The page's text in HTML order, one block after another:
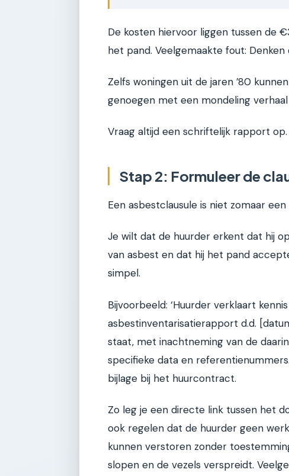
De kosten hiervoor liggen tussen de
het pand. Veelgemaakte fout:
Zelfs woningen uit de jaren ’80
genoegen met een mondeling
Vraag altijd een schriftelijk rapport
Stap 2: Formuleer de
Een asbestclausule is niet zomaar
Je wilt dat de huurder erkent dat hij
van asbest en dat hij het pand
simpel.
Bijvoorbeeld: ‘Huurder verklaart
asbestinventarisatierapport d.d.
staat, met inachtneming van de
specifieke data en
bijlage bij het huurcontract.
Zo leg je een directe link tussen het
ook regelen dat de huurder geen
kunnen verstoren zonder
slopen en de vezels verspreidt.